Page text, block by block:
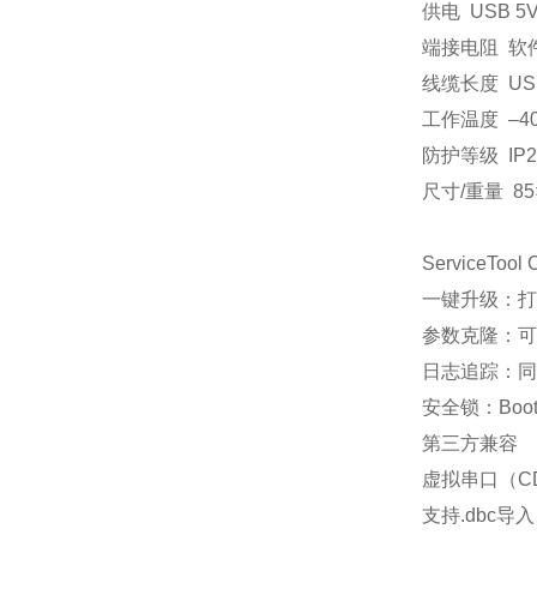
供电 USB
端接电阻
软
线缆长度
工作温度 –
防护等级
尺寸/重量 85
ServiceTool
一键升级：
参数克隆：
日志追踪：
安全锁：
第三方兼容
虚拟串口（
支持.dbc导